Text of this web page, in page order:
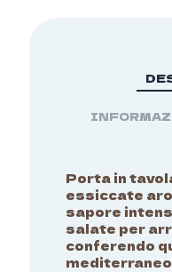
Porta in
essiccate
sapore
salate per
conferendo